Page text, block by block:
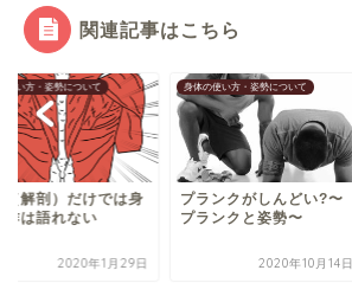
関連記事はこちら
使い方・姿勢について
（解剖）だけでは身
作は語れない
2020年1月29日
身体の使い方・姿勢について
プランクがしんどい?〜
プランクと姿勢〜
2020年10月14日